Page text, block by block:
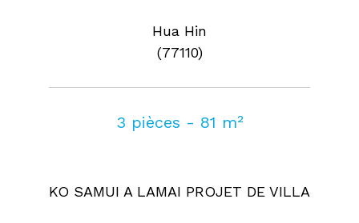
Hua Hin
(77110)
3 pièces - 81 m²
KO SAMUI A LAMAI PROJET DE VILLA